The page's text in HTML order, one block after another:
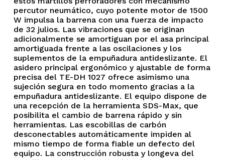
percutor neumático, cuyo potente motor de 1500
W impulsa la barrena con una fuerza de impacto
de 32 julios. Las vibraciones que se originan
adicionalmente se amortiguan por el asa principal
amortiguada frente a las oscilaciones y los
suplementos de la empuñadura antideslizante. El
asidero principal ergonómico y ajustable de forma
precisa del TE-DH 1027 ofrece asimismo una
sujeción segura en todo momento gracias a la
empuñadura antideslizante. El equipo dispone de
una recepción de la herramienta SDS-Max, que
posibilita el cambio de barrena rápido y sin
herramientas. Las escobillas de carbón
desconectables automáticamente impiden al
mismo tiempo de forma fiable un defecto del
equipo. La construcción robusta y longeva del